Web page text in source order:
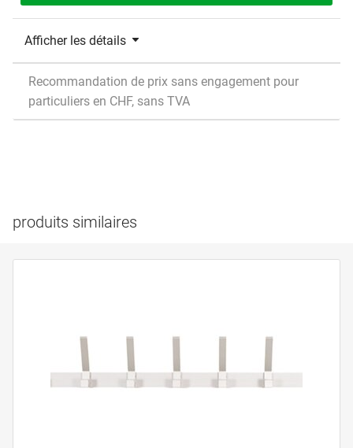
Afficher les détails
Recommandation de prix sans engagement pour
particuliers en CHF, sans TVA
produits similaires